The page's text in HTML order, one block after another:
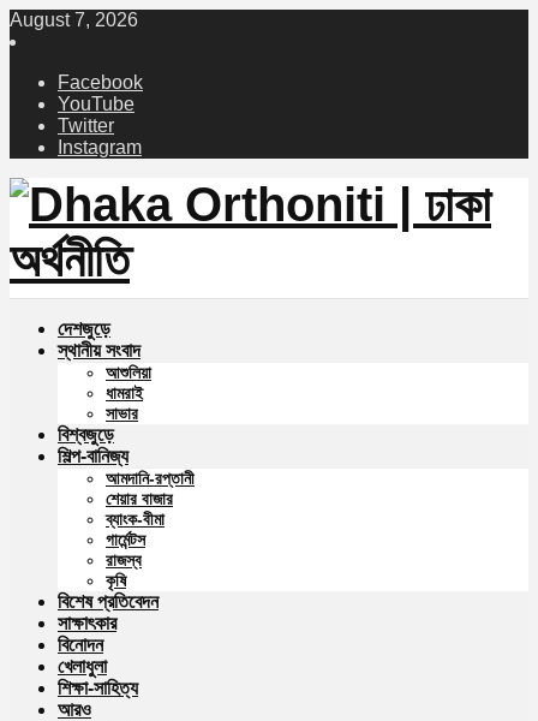
August 7, 2026
Facebook
YouTube
Twitter
Instagram
দেশজুড়ে
স্থানীয় সংবাদ
আশুলিয়া
ধামরাই
সাভার
বিশ্বজুড়ে
শিল্প-বানিজ্য
আমদানি-রপ্তানী
শেয়ার বাজার
ব্যাংক-বীমা
গার্মেন্টস
রাজস্ব
কৃষি
বিশেষ প্রতিবেদন
সাক্ষাৎকার
বিনোদন
খেলাধুলা
শিক্ষা-সাহিত্য
আরও